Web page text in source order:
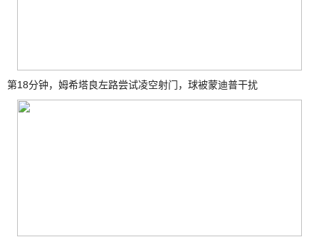
第18分钟，姆希塔良左路尝试凌空射门，球被蒙迪普干扰